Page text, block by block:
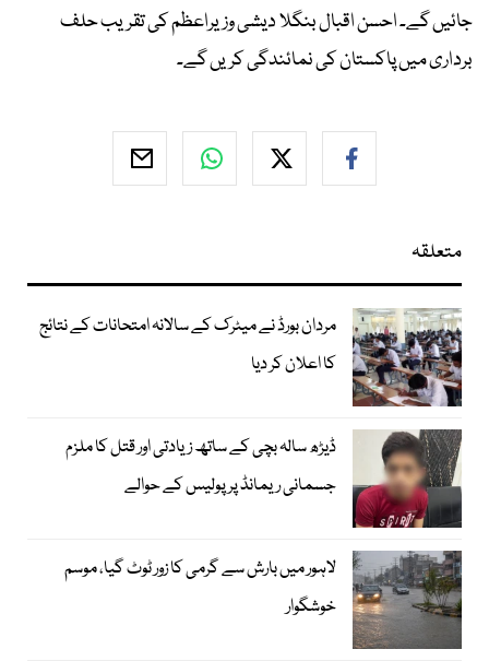
جائیں گے۔ احسن اقبال بنگلا دیشی وزیراعظم کی تقریب حلف
برداری میں پاکستان کی نمائندگی کریں گے۔
متعلقہ
مردان بورڈ نے میٹرک کے سالانہ امتحانات کے نتائج
کا اعلان کر دیا
ڈیڑھ سالہ بچی کے ساتھ زیادتی اور قتل کا ملزم
جسمانی ریمانڈ پر پولیس کے حوالے
لاہور میں بارش سے گرمی کا زور ٹوٹ گیا، موسم
خوشگوار